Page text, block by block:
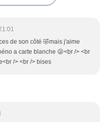
de son côté 🤣mais j'aime
a carte blanche 😜<br /> <br
/> <br /> bises